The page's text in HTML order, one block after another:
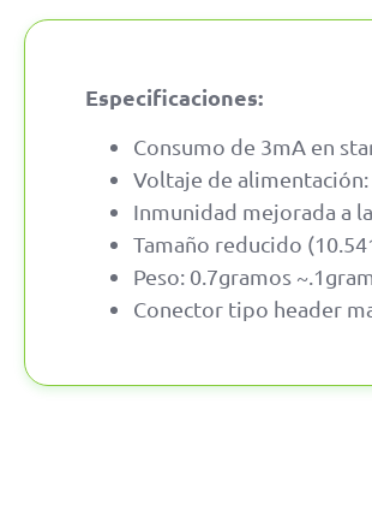
Especificaciones:
Consumo de 3mA en
Voltaje de alimentación:
Inmunidad mejorada a
Tamaño reducido
Peso: 0.7gramos
Conector tipo header